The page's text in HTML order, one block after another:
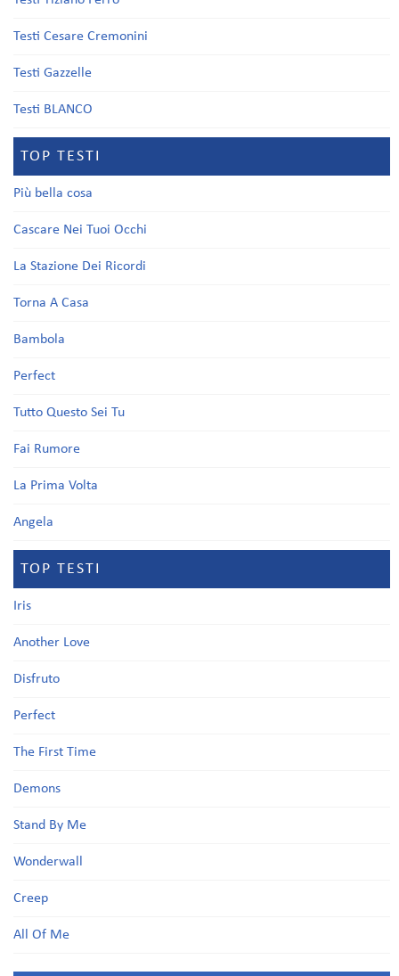
Testi Cesare Cremonini
Testi Gazzelle
Testi BLANCO
TOP TESTI
Più bella cosa
Cascare Nei Tuoi Occhi
La Stazione Dei Ricordi
Torna A Casa
Bambola
Perfect
Tutto Questo Sei Tu
Fai Rumore
La Prima Volta
Angela
TOP TESTI
Iris
Another Love
Disfruto
Perfect
The First Time
Demons
Stand By Me
Wonderwall
Creep
All Of Me